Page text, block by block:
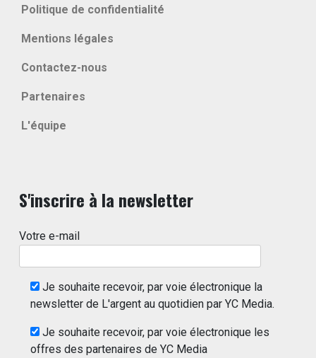
Politique de confidentialité
Mentions légales
Contactez-nous
Partenaires
L'équipe
S'inscrire à la newsletter
Votre e-mail
Je souhaite recevoir, par voie électronique la
newsletter de L'argent au quotidien par YC Media.
Je souhaite recevoir, par voie électronique les
offres des partenaires de YC Media